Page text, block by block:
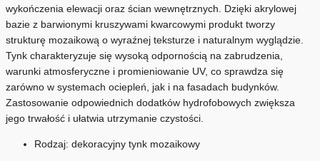
wykończenia elewacji oraz ścian wewnętrznych. Dzięki akrylowej
bazie z barwionymi kruszywami kwarcowymi produkt tworzy
strukturę mozaikową o wyraźnej teksturze i naturalnym wyglądzie.
Tynk charakteryzuje się wysoką odpornością na zabrudzenia,
warunki atmosferyczne i promieniowanie UV, co sprawdza się
zarówno w systemach ociepleń, jak i na fasadach budynków.
Zastosowanie odpowiednich dodatków hydrofobowych zwiększa
jego trwałość i ułatwia utrzymanie czystości.
Rodzaj: dekoracyjny tynk mozaikowy